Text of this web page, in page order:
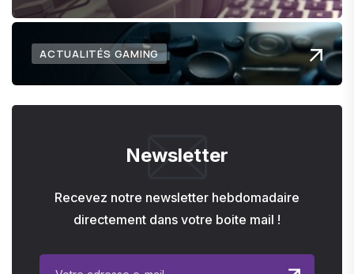
ACTUALITÉS GAMING
Newsletter
Recevez notre newsletter hebdomadaire
directement dans votre boite mail !